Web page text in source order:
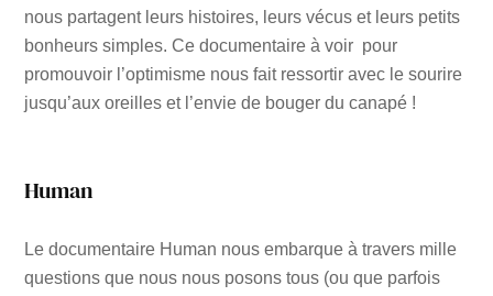
nous partagent leurs histoires, leurs vécus et leurs petits
bonheurs simples. Ce documentaire à voir pour
promouvoir l’optimisme nous fait ressortir avec le sourire
jusqu’aux oreilles et l’envie de bouger du canapé !
Human
Le documentaire Human nous embarque à travers mille
questions que nous nous posons tous (ou que parfois